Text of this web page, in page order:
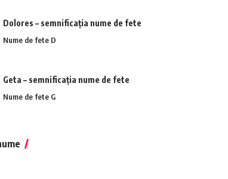
Dolores – semnificația nume de fete
Nume de fete D
Geta – semnificația nume de fete
Nume de fete G